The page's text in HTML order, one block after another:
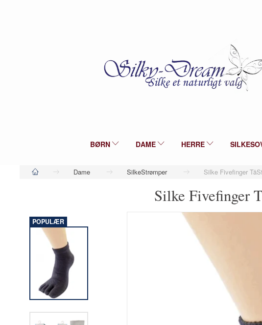
BØRN DAME HERRE
Dame SilkeStrømper Silke Fivefinger
Silke Fivefinger
POPULÆR